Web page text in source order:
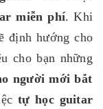
miễn phí. Khi
định hướng cho
cho bạn những
người mới bắt
tự học guitar